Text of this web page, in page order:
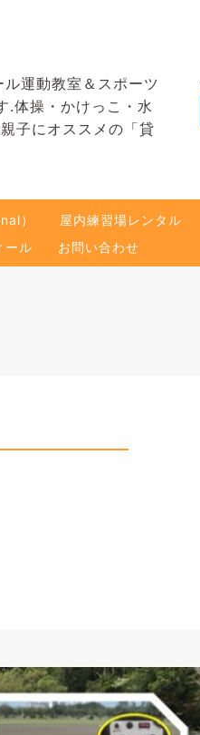
運動教室＆スポーツ
.体操・かけっこ・水
子にオススメの「貸
） 屋内練習場レンタル
ール お問い合わせ